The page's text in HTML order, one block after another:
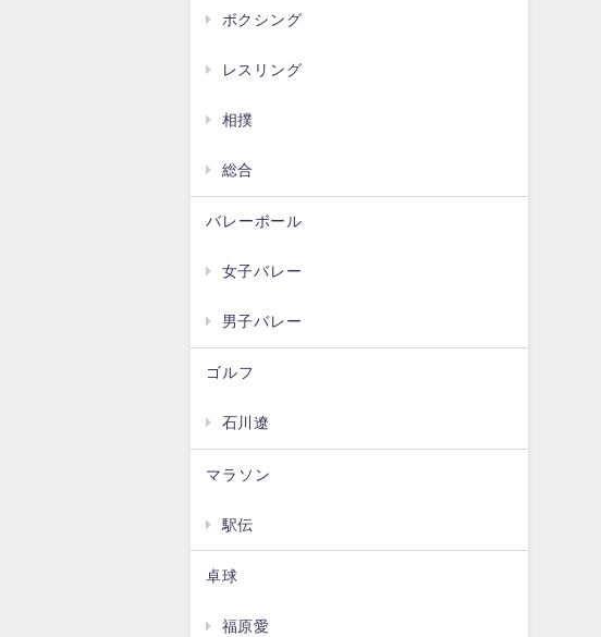
ボクシング
レスリング
相撲
総合
バレーボール
女子バレー
男子バレー
ゴルフ
石川遼
マラソン
駅伝
卓球
福原愛